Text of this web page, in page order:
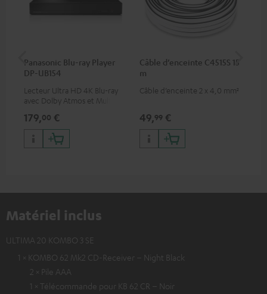
Panasonic Blu-ray Player
DP-UB154
Lecteur Ultra HD 4K Blu-ray
avec Dolby Atmos et Multi
qualité d’image incroyable et
des couleurs contrastées
179,00 €
Câble d’enceinte C4515S 15
m
Câble d’enceinte 2 x 4,0 mm²
49,99 €
Matériel inclus
ULTIMA 20 KOMBO 3 SE
1 × KOMBO 62 Mk2 CD-Receiver – Night Black
2 × Pile AAA
1 × Télécommande pour KB 62 CR – Noir